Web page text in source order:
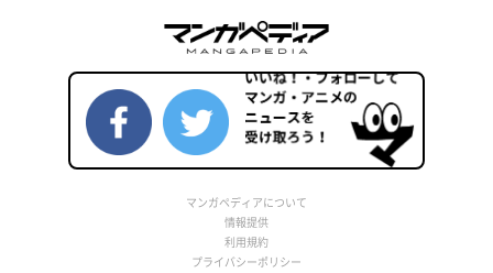
マンガペディアについて
情報提供
利用規約
プライバシーポリシー